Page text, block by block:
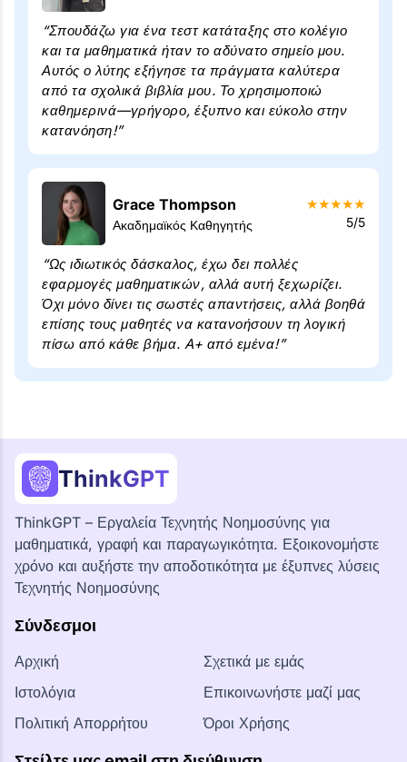
“Σπουδάζω για ένα τεστ κατάταξης στο κολέγιο
και τα μαθηματικά ήταν το αδύνατο σημείο μου.
Αυτός ο λύτης εξήγησε τα πράγματα καλύτερα
από τα σχολικά βιβλία μου. Το χρησιμοποιώ
καθημερινά—γρήγορο, έξυπνο και εύκολο στην
κατανόηση!”
Grace Thompson
Ακαδημαϊκός Καθηγητής
★★★★★
5/5
“Ως ιδιωτικός δάσκαλος, έχω δει πολλές
εφαρμογές μαθηματικών, αλλά αυτή ξεχωρίζει.
Όχι μόνο δίνει τις σωστές απαντήσεις, αλλά βοηθά
επίσης τους μαθητές να κατανοήσουν τη λογική
πίσω από κάθε βήμα. A+ από εμένα!”
ThinkGPT
ThinkGPT – Εργαλεία Τεχνητής Νοημοσύνης για
μαθηματικά, γραφή και παραγωγικότητα. Εξοικονομήστε
χρόνο και αυξήστε την αποδοτικότητα με έξυπνες λύσεις
Τεχνητής Νοημοσύνης
Σύνδεσμοι
Αρχική
Ιστολόγια
Πολιτική Απορρήτου
Σχετικά με εμάς
Επικοινωνήστε μαζί μας
Όροι Χρήσης